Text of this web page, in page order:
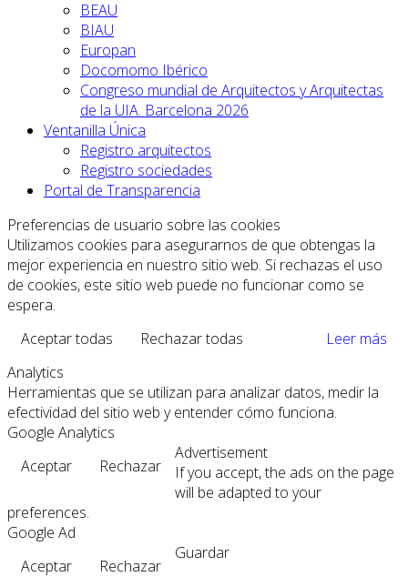
BEAU
BIAU
Europan
Docomomo Ibérico
Congreso mundial de Arquitectos y Arquitectas
de la UIA. Barcelona 2026
Ventanilla Única
Registro arquitectos
Registro sociedades
Portal de Transparencia
Preferencias de usuario sobre las cookies
Utilizamos cookies para asegurarnos de que obtengas la
mejor experiencia en nuestro sitio web. Si rechazas el uso
de cookies, este sitio web puede no funcionar como se
espera.
Aceptar todas
Rechazar todas
Leer más
Analytics
Herramientas que se utilizan para analizar datos, medir la
efectividad del sitio web y entender cómo funciona.
Google Analytics
Aceptar
Rechazar
Advertisement
If you accept, the ads on the page
will be adapted to your
preferences.
Google Ad
Aceptar
Rechazar
Guardar